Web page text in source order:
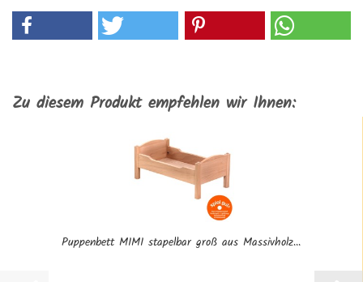
Zu diesem Produkt empfehlen wir Ihnen:
Puppenbett MIMI stapelbar groß aus Massivholz...